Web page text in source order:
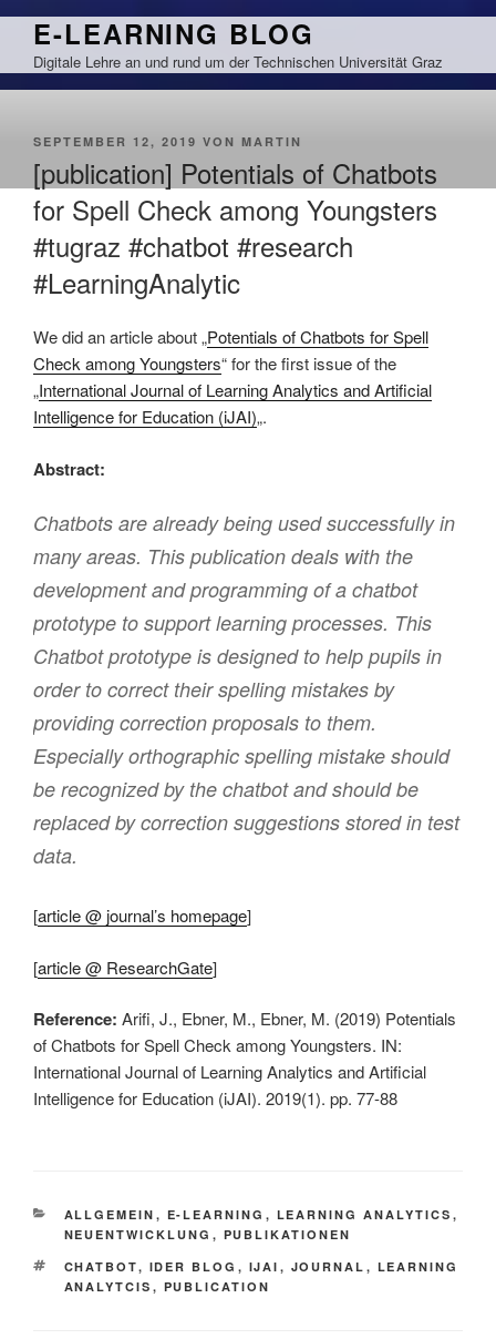
Zum
springen
E-LEARNING BLOG
Digitale Lehre an und rund um der Technischen Universität Graz
VERÖFFENTLICHT
SEPTEMBER 12, 2019 VON MARTIN
[publication] Potentials of Chatbots
for Spell Check among Youngsters
#tugraz #chatbot #research
#LearningAnalytic
We did an article about „Potentials of Chatbots for Spell
Check among Youngsters“ for the first issue of the
„International Journal of Learning Analytics and Artificial
Intelligence for Education (iJAI)„.
Abstract:
Chatbots are already being used successfully in
many areas. This publication deals with the
development and programming of a chatbot
prototype to support learning processes. This
Chatbot prototype is designed to help pupils in
order to correct their spelling mistakes by
providing correction proposals to them.
Especially orthographic spelling mistake should
be recognized by the chatbot and should be
replaced by correction suggestions stored in test
data.
[article @ journal’s homepage]
[article @ ResearchGate]
Reference: Arifi, J., Ebner, M., Ebner, M. (2019) Potentials
of Chatbots for Spell Check among Youngsters. IN:
International Journal of Learning Analytics and Artificial
Intelligence for Education (iJAI). 2019(1). pp. 77-88
KATEGORIEN
ALLGEMEIN , E-LEARNING , LEARNING ANALYTICS ,
NEUENTWICKLUNG , PUBLIKATIONEN
SCHLAGWÖRTER
CHATBOT, IDER BLOG , IJAI , JOURNAL , LEARNING
ANALYTCIS , PUBLICATION